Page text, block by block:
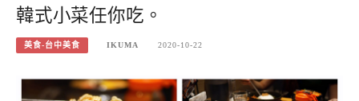
韓式小菜任你吃。
美食-台中美食 IKUMA 2020-10-22